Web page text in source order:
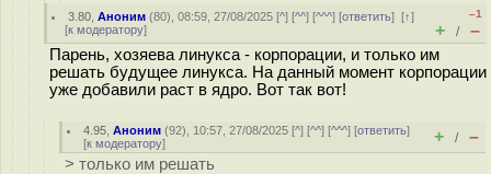
3.80 ,Аноним (80), 08:59, 27/08/2025 [^] [^^] [^^^] [ответить][↑]
[к модератору]
–1
+ / –
Парень, хозяева линукса - корпорации, и только им
решать будущее линукса. На данный момент корпорации
уже добавили раст в ядро. Вот так вот!
4.95 ,Аноним (92), 10:57, 27/08/2025 [^] [^^] [^^^] [ответить]
[к модератору] + / –
> только им решать